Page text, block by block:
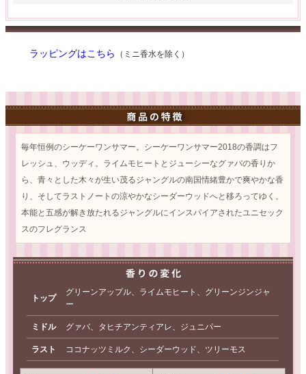
ラッピングはこちら （ミニ香水を除く）
毎年恒例のシーケーワンサマー。シーケーワンサマー2018の香調はフ
レッシュ、ウッディ。ライムモヒートとジューシーなグァバの香りか
ら、青々とした木々が生い茂るジャングルの南国情緒豊かで爽やかな香
り、そしてラストノートの涼やかなシーダーウッドへと移ろってゆく。
本能と五感が解き放たれるジャングルにインスパイアされたユニセック
スのフレグランス
トップ
グリーンアップル、ライムモヒート、グリーンジンジャ
ー
ミドル グァバ、タヒチアンティアレ、ジュニパー
ラスト ココナッツミルク、シーダーウッド、ツリーモス